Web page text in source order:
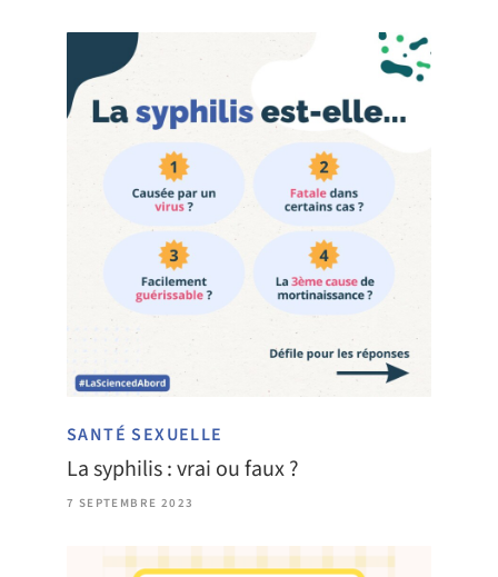
SANTÉ SEXUELLE
La syphilis : vrai ou faux ?
7 SEPTEMBRE 2023